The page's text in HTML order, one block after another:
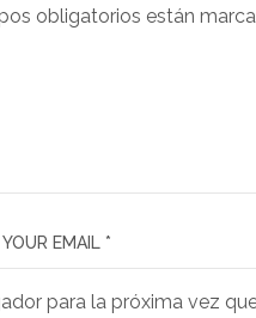
obligatorios están
para la próxima vez